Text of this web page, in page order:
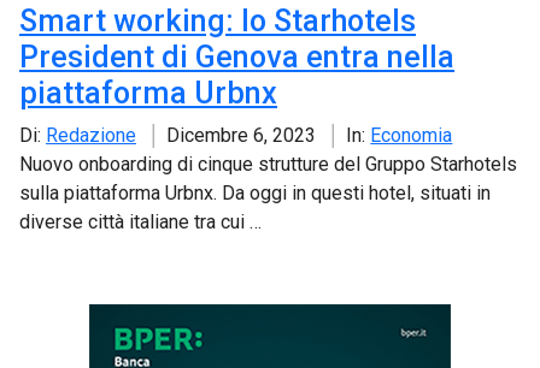
Smart working: lo Starhotels
President di Genova entra nella
piattaforma Urbnx
Di: Redazione Dicembre 6, 2023 In: Economia
Nuovo onboarding di cinque strutture del Gruppo Starhotels
sulla piattaforma Urbnx. Da oggi in questi hotel, situati in
diverse città italiane tra cui …